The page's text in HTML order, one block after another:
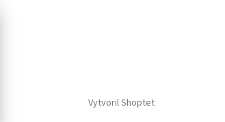
Vytvoril Shoptet